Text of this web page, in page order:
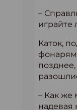
–
играйте
Каток,
– Как же
надевая